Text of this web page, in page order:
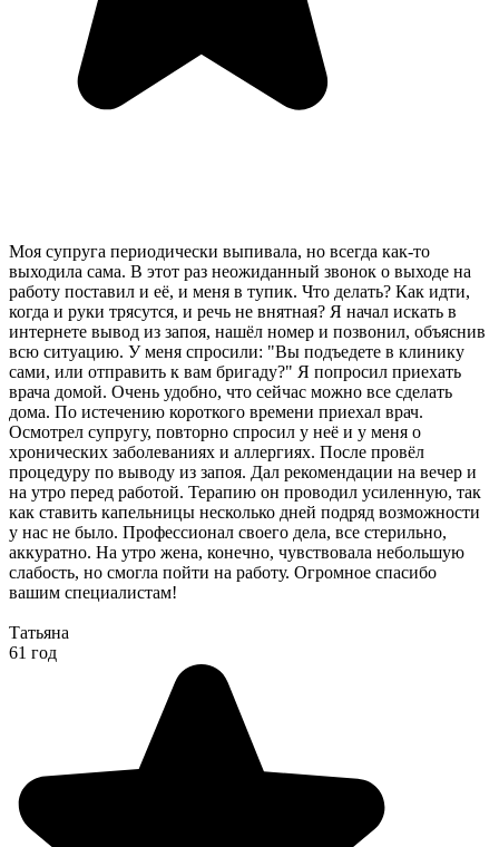
Моя супруга периодически выпивала, но всегда как-то
выходила сама. В этот раз неожиданный звонок о выходе на
работу поставил и её, и меня в тупик. Что делать? Как идти,
когда и руки трясутся, и речь не внятная? Я начал искать в
интернете вывод из запоя, нашёл номер и позвонил, объяснив
всю ситуацию. У меня спросили: "Вы подъедете в клинику
сами, или отправить к вам бригаду?" Я попросил приехать
врача домой. Очень удобно, что сейчас можно все сделать
дома. По истечению короткого времени приехал врач.
Осмотрел супругу, повторно спросил у неё и у меня о
хронических заболеваниях и аллергиях. После провёл
процедуру по выводу из запоя. Дал рекомендации на вечер и
на утро перед работой. Терапию он проводил усиленную, так
как ставить капельницы несколько дней подряд возможности
у нас не было. Профессионал своего дела, все стерильно,
аккуратно. На утро жена, конечно, чувствовала небольшую
слабость, но смогла пойти на работу. Огромное спасибо
вашим специалистам!
Татьяна
61 год